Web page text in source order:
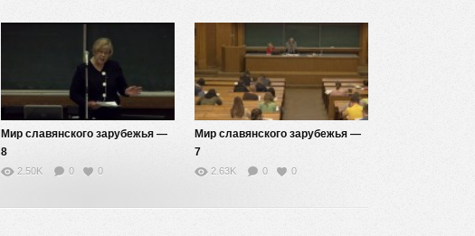
Мир славянского зарубежья —
8
2.50K 0 0
Мир славянского зарубежья —
7
2.63K 0 0